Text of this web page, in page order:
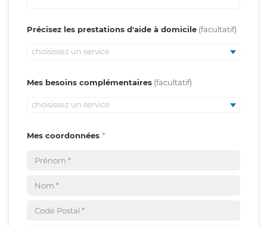
Précisez les prestations d'aide à domicile
choisissez un service
Mes besoins complémentaires
choisissez un service
Mes coordonnées